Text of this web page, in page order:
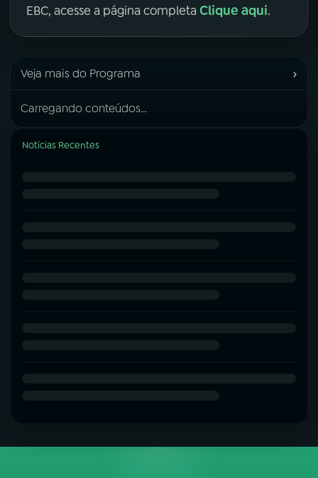
EBC, acesse a página completa Clique aqui.
Veja mais do Programa ›
Carregando conteúdos...
Notícias Recentes